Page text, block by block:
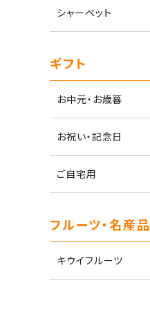
シャーベット
ギフト
お中元・お歳暮
お祝い・記念日
ご自宅用
フルーツ・名産品
キウイフルーツ